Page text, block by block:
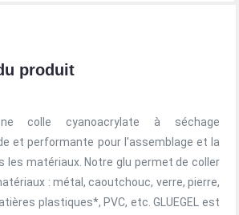
produit
colle cyanoacrylate à séchage
et performante pour l'assemblage et la
les matériaux. Notre glu permet de coller
: métal, caoutchouc, verre, pierre,
plastiques*, PVC, etc. GLUEGEL est